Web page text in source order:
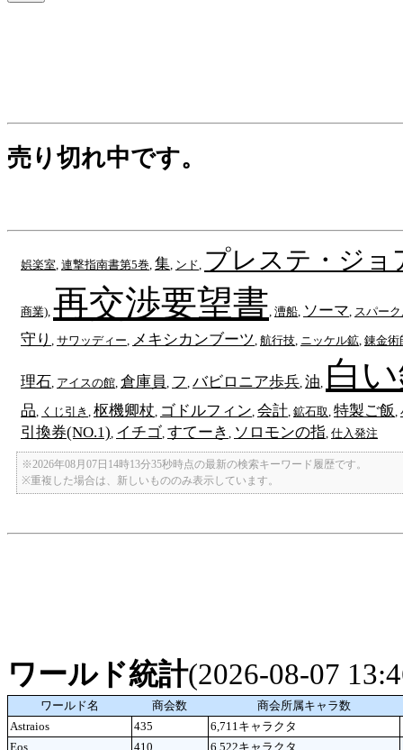
売り切れ中です。
娯楽室 連撃指南書第5巻 集 ンド プレステ・ジョ
商業) 再交渉要望書 漕船 ソーマ スパー
守り サワッディー メキシカンブーツ 航行技 ニッケル鉱 錬金術
理石 アイスの館 倉庫員 フ バビロニア歩兵 油 白
品 くじ引き 枢機卿杖 ゴドルフィン 会計 鉱石取 特製ご飯
引換券(NO.1) イチゴ すてーき ソロモンの指 仕入発注
※2026年08月07日14時13分35秒時点の最新の検索キーワード履歴です。
※重複した場合は、新しいもののみ表示しています。
ワールド統計(2026-08-07
ワールド名 商会数
商会所属キャラ数
Astraios
435 6,711キャラクタ
Eos
410 6,522キャラクタ